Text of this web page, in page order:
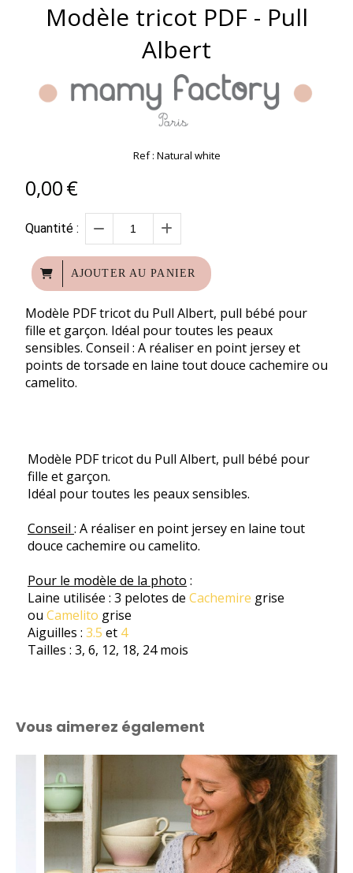
Modèle tricot PDF - Pull
Albert
Ref : Natural white
0,00€
Quantité :
AJOUTER AU PANIER
Modèle PDF tricot du Pull Albert, pull bébé pour
fille et garçon. Idéal pour toutes les peaux
sensibles. Conseil : A réaliser en point jersey et
points de torsade en laine tout douce cachemire ou
camelito.
Modèle PDF tricot du Pull Albert, pull bébé pour
fille et garçon.
Idéal pour toutes les peaux sensibles.
Conseil : A réaliser en point jersey en laine tout
douce cachemire ou camelito.
Pour le modèle de la photo :
Laine utilisée : 3 pelotes de Cachemire grise
ou Camelito grise
Aiguilles : 3.5 et 4
Tailles : 3, 6, 12, 18, 24 mois
Vous aimerez également